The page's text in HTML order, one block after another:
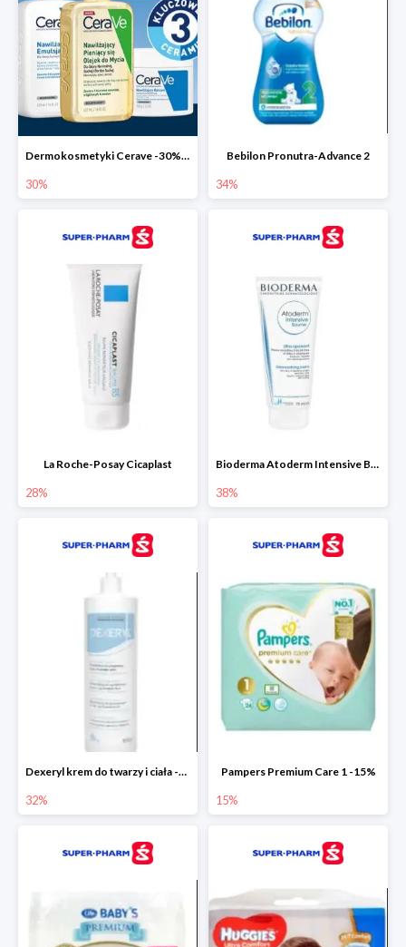
Dermokosmetyki Cerave -30% cała seria
30%
Bebilon Pronutra-Advance 2
34%
La Roche-Posay Cicaplast
28%
Bioderma Atoderm Intensive Baume
38%
Dexeryl krem do twarzy i ciała -32%
32%
Pampers Premium Care 1 -15%
15%